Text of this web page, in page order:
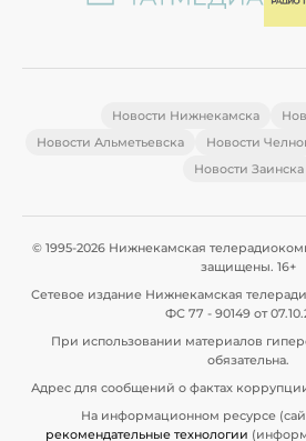
Новости Нижнекамска
Новости Альметьевска
Новости
Новости Заинска
© 1995-2026 Нижнекамская
защищены. 16+
Сетевое издание Нижнекамская
ФС 77 - 90149 от
При использовании материалов
обязательна.
Адрес для сообщений о фактах
На информационном ресурсе
рекомендательные технологии